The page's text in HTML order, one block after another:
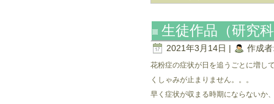
生徒作品（研究
2021年3月14日 | 作成
花粉症の症状が日を追うごとに増し
くしゃみが止まりません。。。
早く症状が収まる時期にならないか